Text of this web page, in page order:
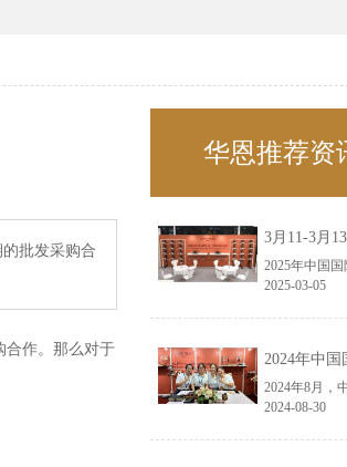
批发采购合
合作。那么对于
华恩推荐资
2025-03-05
2024-08-30